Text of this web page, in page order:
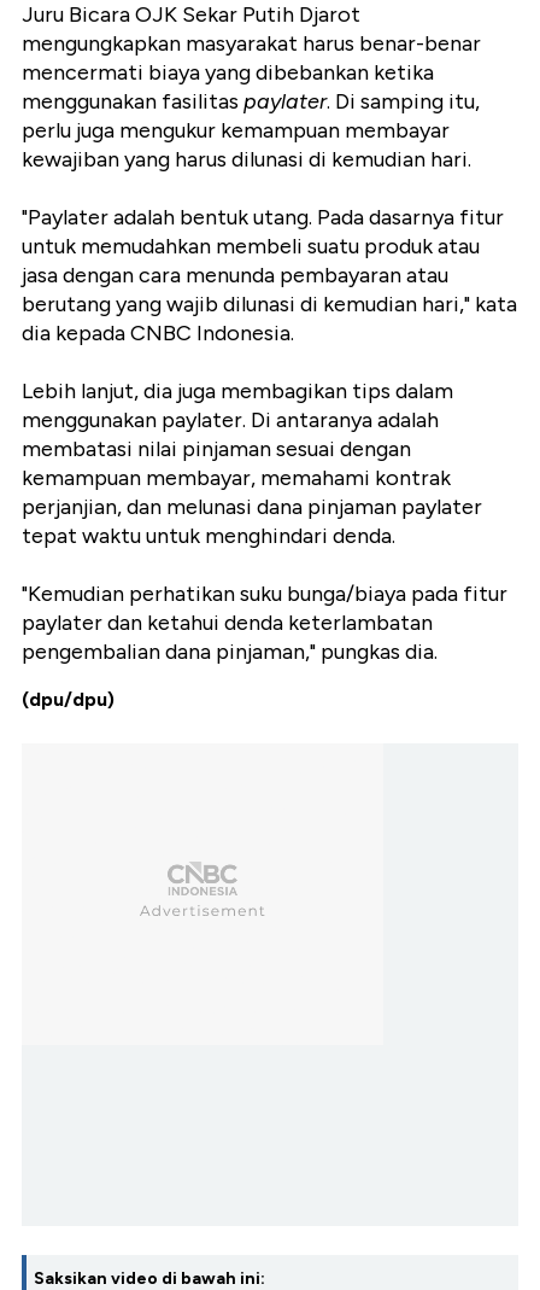
Juru Bicara OJK Sekar Putih Djarot
mengungkapkan masyarakat harus benar-benar
mencermati biaya yang dibebankan ketika
menggunakan fasilitas paylater. Di samping itu,
perlu juga mengukur kemampuan membayar
kewajiban yang harus dilunasi di kemudian hari.
"Paylater adalah bentuk utang. Pada dasarnya fitur
untuk memudahkan membeli suatu produk atau
jasa dengan cara menunda pembayaran atau
berutang yang wajib dilunasi di kemudian hari," kata
dia kepada CNBC Indonesia.
Lebih lanjut, dia juga membagikan tips dalam
menggunakan paylater. Di antaranya adalah
membatasi nilai pinjaman sesuai dengan
kemampuan membayar, memahami kontrak
perjanjian, dan melunasi dana pinjaman paylater
tepat waktu untuk menghindari denda.
"Kemudian perhatikan suku bunga/biaya pada fitur
paylater dan ketahui denda keterlambatan
pengembalian dana pinjaman," pungkas dia.
(dpu/dpu)
Saksikan video di bawah ini: